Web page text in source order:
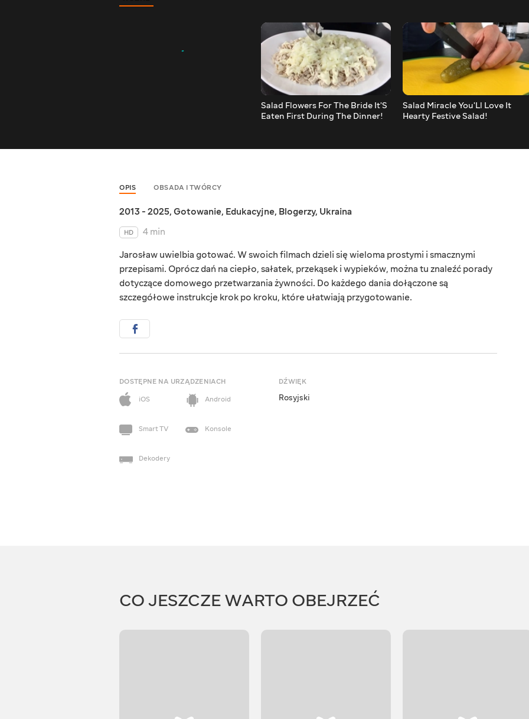
Salad Flowers For The Bride It'S
Eaten First During The Dinner!
Salad Miracle You'Ll Love It
Hearty Festive Salad!
OPIS OBSADA I TWÓRCY
2013 - 2025, Gotowanie, Edukacyjne, Blogerzy, Ukraina
HD
4 min
Jarosław uwielbia gotować. W swoich filmach dzieli się wieloma prostymi i smacznymi
przepisami. Oprócz dań na ciepło, sałatek, przekąsek i wypieków, można tu znaleźć porady
dotyczące domowego przetwarzania żywności. Do każdego dania dołączone są
szczegółowe instrukcje krok po kroku, które ułatwiają przygotowanie.
DOSTĘPNE NA URZĄDZENIACH
iOS
Android
Smart TV Konsole
Dekodery
DŹWIĘK
Rosyjski
CO JESZCZE WARTO OBEJRZEĆ